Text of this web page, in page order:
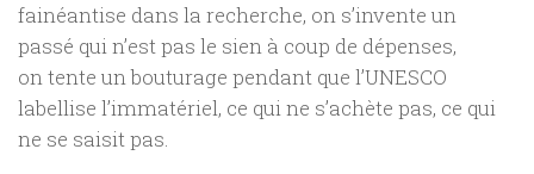
fainéantise dans la recherche, on s’invente un
passé qui n’est pas le sien à coup de dépenses,
on tente un bouturage pendant que l’UNESCO
labellise l’immatériel, ce qui ne s’achète pas, ce qui
ne se saisit pas.